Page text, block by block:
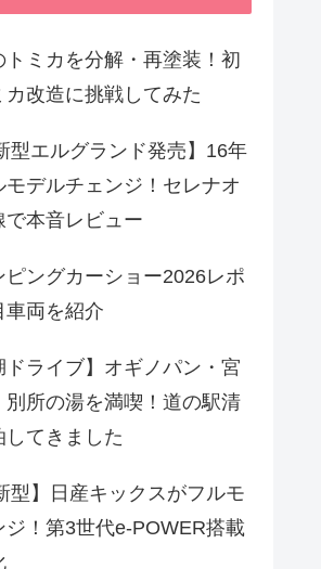
トミカを分解・再塗装！初
カ改造に挑戦してみた
型エルグランド発売】16年
モデルチェンジ！セレナオ
で本音レビュー
ピングカーショー2026レポ
車両を紹介
ドライブ】オギノパン・宮
別所の湯を満喫！道の駅清
してきました
型】日産キックスがフルモ
ジ！第3世代e-POWER搭載